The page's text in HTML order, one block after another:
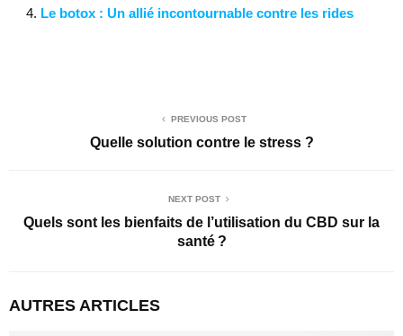
Le botox : Un allié incontournable contre les rides
PREVIOUS POST
Quelle solution contre le stress ?
NEXT POST
Quels sont les bienfaits de l’utilisation du CBD sur la
santé ?
AUTRES ARTICLES